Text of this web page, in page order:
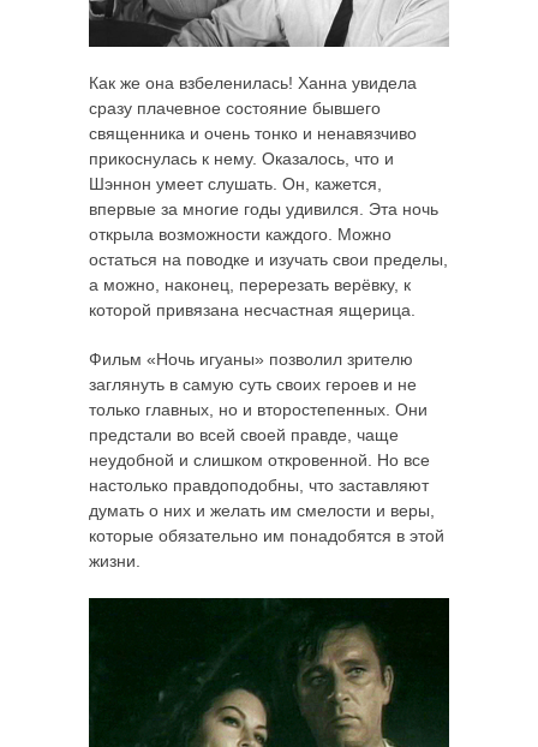
Как же она взбеленилась! Ханна увидела
сразу плачевное состояние бывшего
священника и очень тонко и ненавязчиво
прикоснулась к нему. Оказалось, что и
Шэннон умеет слушать. Он, кажется,
впервые за многие годы удивился. Эта ночь
открыла возможности каждого. Можно
остаться на поводке и изучать свои пределы,
а можно, наконец, перерезать верёвку, к
которой привязана несчастная ящерица.
Фильм «Ночь игуаны» позволил зрителю
заглянуть в самую суть своих героев и не
только главных, но и второстепенных. Они
предстали во всей своей правде, чаще
неудобной и слишком откровенной. Но все
настолько правдоподобны, что заставляют
думать о них и желать им смелости и веры,
которые обязательно им понадобятся в этой
жизни.